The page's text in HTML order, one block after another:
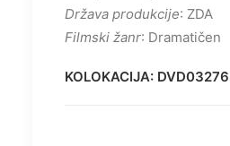
Država produkcije: ZDA
Filmski žanr: Dramatičen
KOLOKACIJA: DVD03276